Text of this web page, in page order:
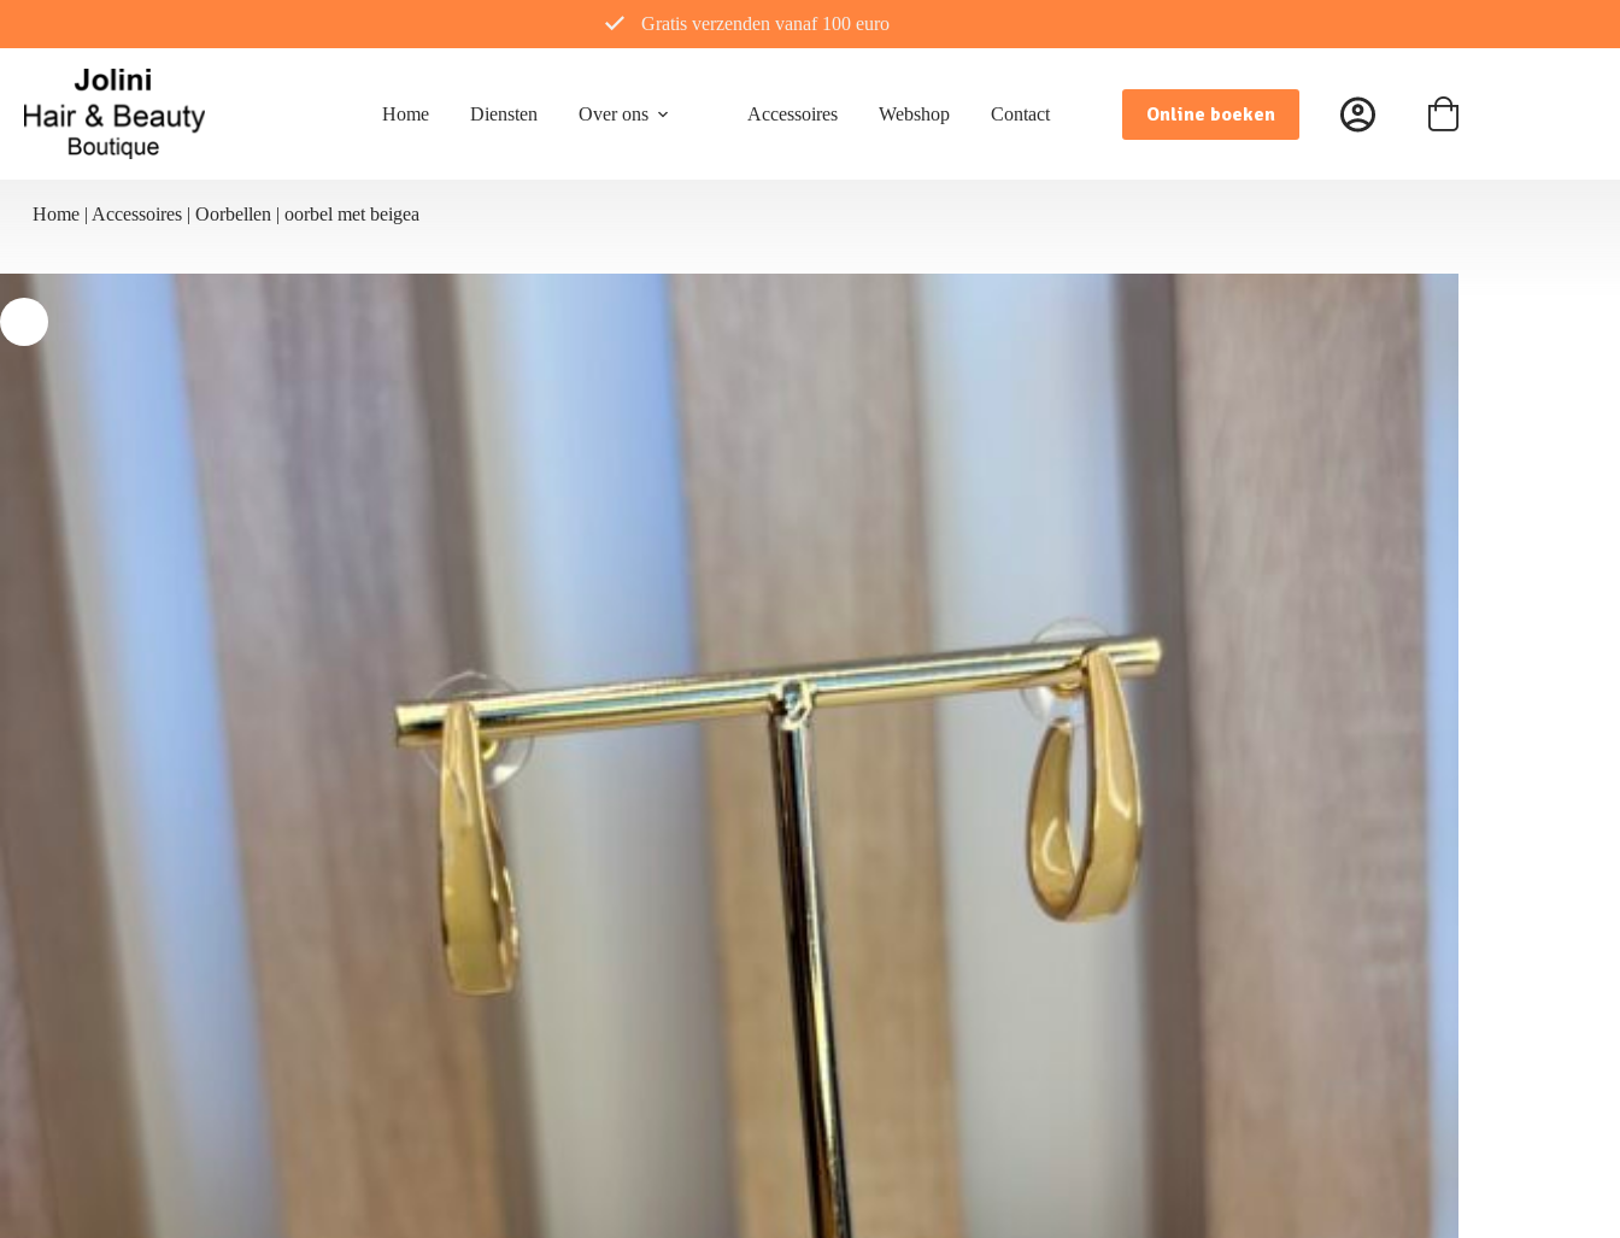
de
Gratis verzenden vanaf 100 euro
Home Diensten Over ons Accessoires Webshop Contact Online boeken Winkelwagen
Home | Accessoires | Oorbellen | oorbel met beigea